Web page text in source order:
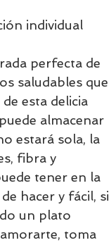
individual
perfecta de
saludables que
esta delicia
almacenar
estará sola, la
fibra y
tener en la
hacer y fácil, si
un plato
toma